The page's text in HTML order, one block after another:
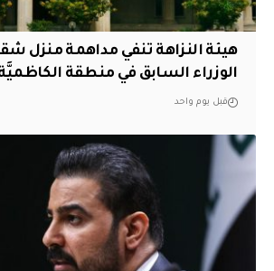
هيئة النزاهة تنفي مداهمة منزل
الوزراء السابق في منطقة
قبل يوم واحد